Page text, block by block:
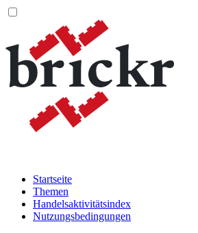
Startseite
Themen
Handelsaktivitätsindex
Nutzungsbedingungen